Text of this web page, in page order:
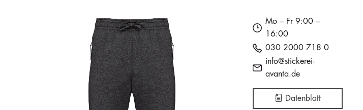
Mo – Fr 9:00 –
16:00
030 2000 718 0
info@stickerei-
avanta.de
Datenblatt